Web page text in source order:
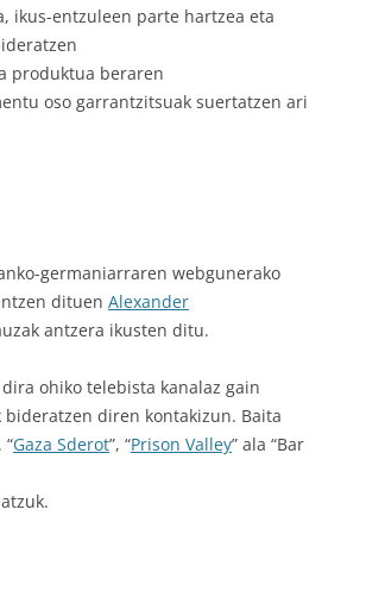
ikus-entzuleen parte hartzea eta
produktua beraren
oso garrantzitsuak suertatzen ari
germaniarraren webgunerako
dituen Alexander
antzera ikusten ditu.
ohiko telebista kanalaz gain
bideratzen diren kontakizun. Baita
Gaza Sderot”, “Prison Valley” ala “Bar